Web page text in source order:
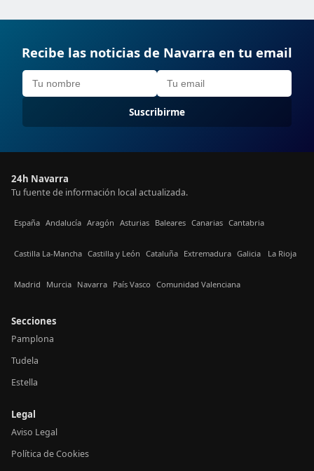
Recibe las noticias de Navarra en tu email
Suscribirme
24h Navarra
Tu fuente de información local actualizada.
España Andalucía Aragón Asturias Baleares Canarias Cantabria
Castilla La-Mancha Castilla y León Cataluña Extremadura Galicia La Rioja
Madrid Murcia Navarra País Vasco Comunidad Valenciana
Secciones
Pamplona
Tudela
Estella
Legal
Aviso Legal
Política de Cookies